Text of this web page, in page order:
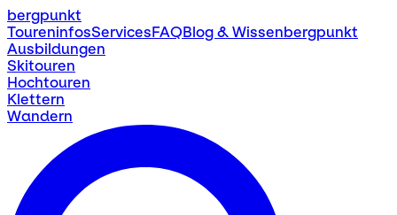
bergpunkt
ToureninfosServicesFAQBlog & Wissenbergpunkt
Ausbildungen
Skitouren
Hochtouren
Klettern
Wandern